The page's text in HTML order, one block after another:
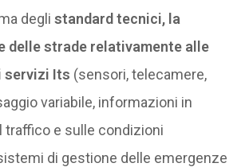
degli standard tecnici, la
delle strade relativamente alle
servizi Its (sensori, telecamere,
variabile, informazioni in
traffico e sulle condizioni
di gestione delle emergenze